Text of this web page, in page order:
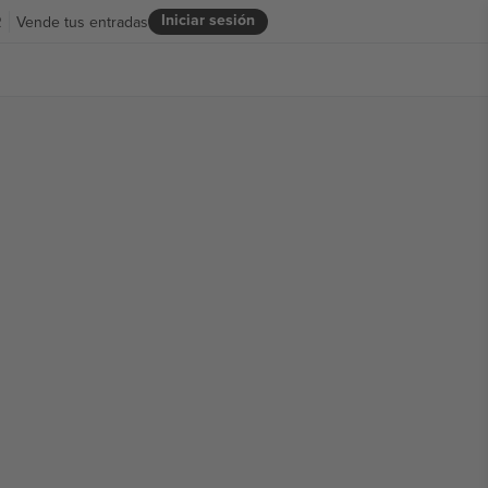
Iniciar sesión
Vende tus entradas